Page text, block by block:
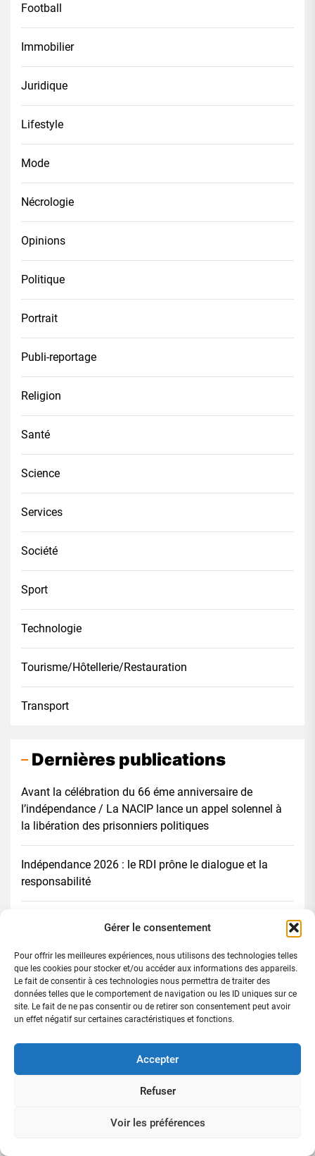
Gérer le consentement
Pour offrir les meilleures expériences, nous utilisons des technologies telles
que les cookies pour stocker et/ou accéder aux informations des appareils.
Le fait de consentir à ces technologies nous permettra de traiter des
données telles que le comportement de navigation ou les ID uniques sur ce
site. Le fait de ne pas consentir ou de retirer son consentement peut avoir
un effet négatif sur certaines caractéristiques et fonctions.
Accepter
Refuser
Voir les préférences
Football
Immobilier
Juridique
Lifestyle
Mode
Nécrologie
Opinions
Politique
Portrait
Publi-reportage
Religion
Santé
Science
Services
Société
Sport
Technologie
Tourisme/Hôtellerie/Restauration
Transport
Dernières publications
Avant la célébration du 66 éme anniversaire de
l’indépendance / La NACIP lance un appel solennel à
la libération des prisonniers politiques
Indépendance 2026 : le RDI prône le dialogue et la
responsabilité
Zaguiéta/Fête de la jeunesse féminine: Méité Daouda
Femmes bâtisseuses de la Nation : la Côte d’Ivoire
célèbre 66 pionnières et pose les jalons d’un
leadership féminin renforcé
:Sitracom sacrée meilleure entreprise du secteur